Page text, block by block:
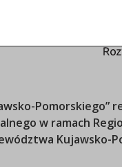
Pomorskiego”
w ramach
Kujawsko-